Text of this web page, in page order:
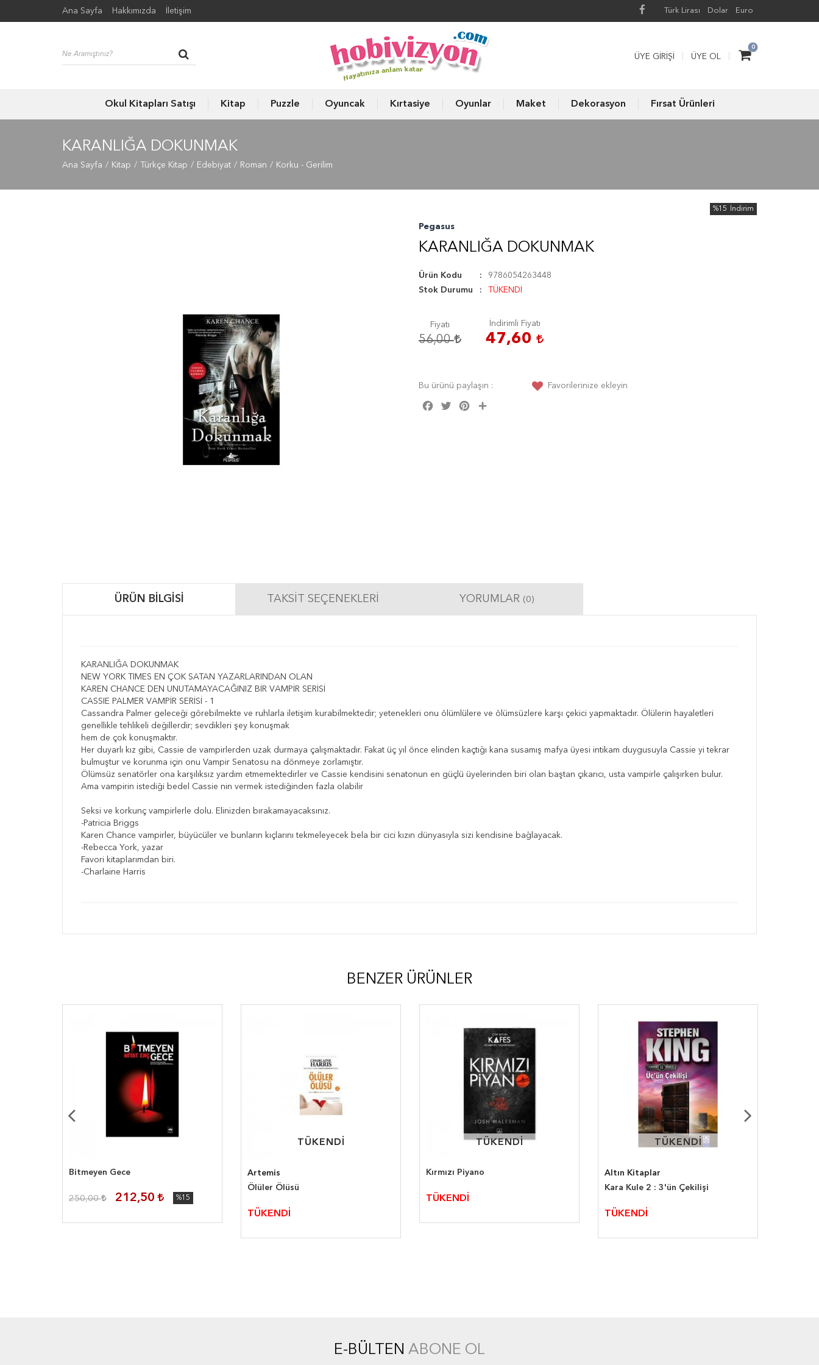
Ana Sayfa Hakkımızda İletişim Türk Lirası Dolar Euro
0
ÜYE GIRIŞI ÜYE OL
Okul Kitapları Satışı Kitap Puzzle Oyuncak Kırtasiye Oyunlar Maket Dekorasyon Fırsat Ürünleri
KARANLIĞA DOKUNMAK
Ana Sayfa Kitap Türkçe Kitap Edebiyat Roman Korku - Gerilim
Pegasus
KARANLIĞA DOKUNMAK
Ürün Kodu
9786054263448
Stok Durumu
TÜKENDİ
Fiyatı
56,00
İndirimli Fiyatı
47,60
%15 İndirim
Bu ürünü paylaşın :
Facebook
Twitter Pinterest
Favorilerinize ekleyin
ÜRÜN BILGISI TAKSIT SEÇENEKLERI YORUMLAR (0)
KARANLIĞA DOKUNMAK
NEW YORK TIMES EN ÇOK SATAN YAZARLARINDAN OLAN
KAREN CHANCE DEN UNUTAMAYACAĞINIZ BİR VAMPİR SERİSİ
CASSIE PALMER VAMPİR SERİSİ - 1
Cassandra Palmer geleceği görebilmekte ve ruhlarla iletişim kurabilmektedir; yetenekleri onu ölümlülere ve ölümsüzlere karşı çekici yapmaktadır. Ölülerin hayaletleri
genellikle tehlikeli değillerdir; sevdikleri şey konuşmak
hem de çok konuşmaktır.
Her duyarlı kız gibi, Cassie de vampirlerden uzak durmaya çalışmaktadır. Fakat üç yıl önce elinden kaçtığı kana susamış mafya üyesi intikam duygusuyla Cassie yi tekrar
bulmuştur ve korunma için onu Vampir Senatosu na dönmeye zorlamıştır.
Ölümsüz senatörler ona karşılıksız yardım etmemektedirler ve Cassie kendisini senatonun en güçlü üyelerinden biri olan baştan çıkarıcı, usta vampirle çalışırken bulur.
Ama vampirin istediği bedel Cassie nin vermek istediğinden fazla olabilir
Seksi ve korkunç vampirlerle dolu. Elinizden bırakamayacaksınız.
-Patricia Briggs
Karen Chance vampirler, büyücüler ve bunların kıçlarını tekmeleyecek bela bir cici kızın dünyasıyla sizi kendisine bağlayacak.
-Rebecca York, yazar
Favori kitaplarımdan biri.
-Charlaine Harris
BENZER ÜRÜNLER
Bitmeyen Gece
250,00 212,50 %15
TÜKENDİ
TÜKENDİ
Artemis
Ölüler Ölüsü
TÜKENDİ
TÜKENDİ
TÜKENDİ
Kırmızı Piyano
TÜKENDİ
TÜKENDİ
TÜKENDİ
Altın Kitaplar
Kara Kule 2 : 3'ün Çekilişi
TÜKENDİ
E-BÜLTEN ABONE OL